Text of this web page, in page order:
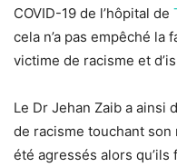
COVID-19 de l’hôpital de
cela n’a pas empêché la
victime de racisme et
Le Dr Jehan Zaib a ainsi
de racisme touchant
été agressés alors